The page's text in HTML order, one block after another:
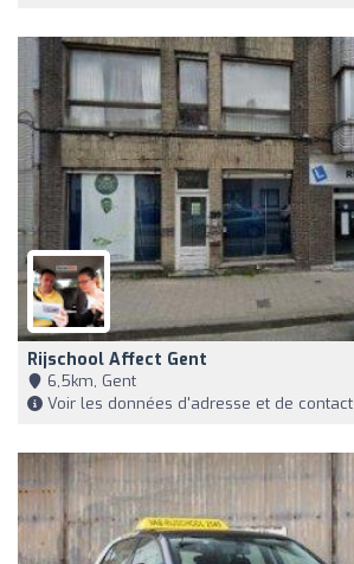
Rijschool Affect Gent
6,5km, Gent
Voir les données d'adresse et de contact